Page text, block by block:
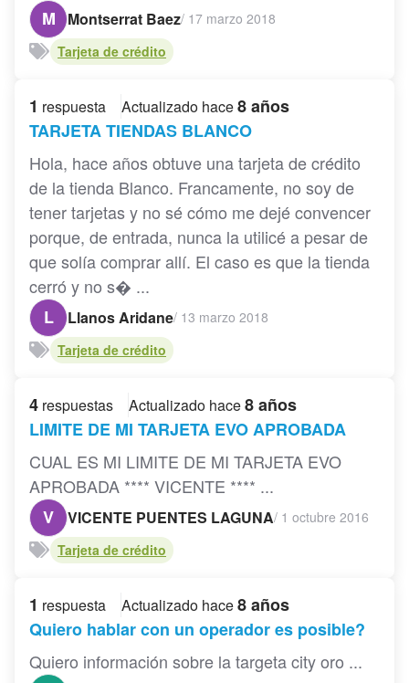
M
Montserrat Baez/ 17 marzo 2018
Tarjeta de crédito
1 respuesta Actualizado hace8 años
TARJETA TIENDAS BLANCO
Hola, hace años obtuve una tarjeta de crédito
de la tienda Blanco. Francamente, no soy de
tener tarjetas y no sé cómo me dejé convencer
porque, de entrada, nunca la utilicé a pesar de
que solía comprar allí. El caso es que la tienda
cerró y no s� ...
L
Llanos Aridane/ 13 marzo 2018
Tarjeta de crédito
4 respuestas Actualizado hace8 años
LIMITE DE MI TARJETA EVO APROBADA
CUAL ES MI LIMITE DE MI TARJETA EVO
APROBADA **** VICENTE **** ...
V
VICENTE PUENTES LAGUNA/ 1 octubre 2016
Tarjeta de crédito
1 respuesta Actualizado hace8 años
Quiero hablar con un operador es posible?
Quiero información sobre la targeta city oro ...